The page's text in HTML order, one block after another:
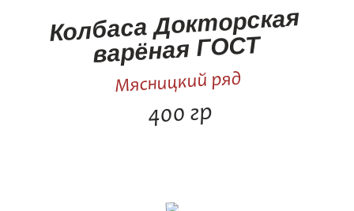
Колбаса Докторская
варёная ГОСТ
Мясницкий ряд
400 гр